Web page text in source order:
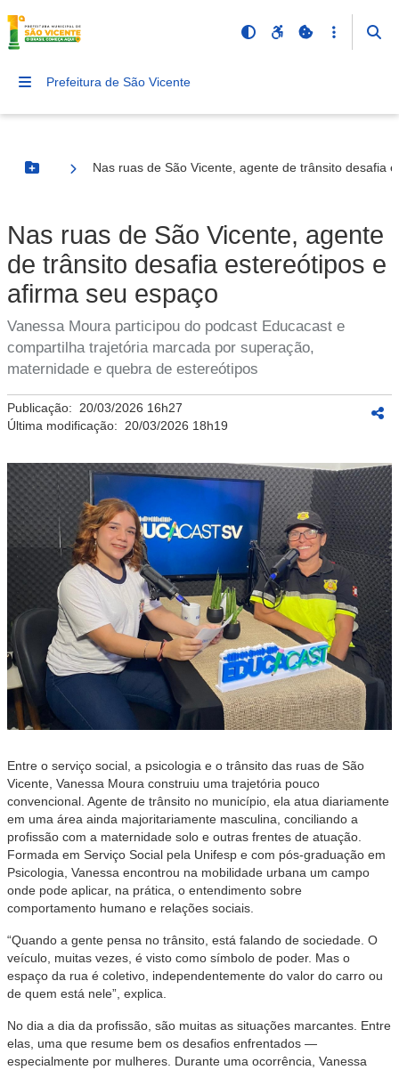
Prefeitura de São Vicente
Botão Menu
Nas ruas de São Vicente, agente de trânsito desafia
Nas ruas de São Vicente, agente
de trânsito desafia estereótipos e
afirma seu espaço
Vanessa Moura participou do podcast Educacast e
compartilha trajetória marcada por superação,
maternidade e quebra de estereótipos
Publicação: 20/03/2026 16h27
Última modificação: 20/03/2026 18h19
Entre o serviço social, a psicologia e o trânsito das ruas de São
Vicente, Vanessa Moura construiu uma trajetória pouco
convencional. Agente de trânsito no município, ela atua diariamente
em uma área ainda majoritariamente masculina, conciliando a
profissão com a maternidade solo e outras frentes de atuação.
Formada em Serviço Social pela Unifesp e com pós-graduação em
Psicologia, Vanessa encontrou na mobilidade urbana um campo
onde pode aplicar, na prática, o entendimento sobre
comportamento humano e relações sociais.
“Quando a gente pensa no trânsito, está falando de sociedade. O
veículo, muitas vezes, é visto como símbolo de poder. Mas o
espaço da rua é coletivo, independentemente do valor do carro ou
de quem está nele”, explica.
No dia a dia da profissão, são muitas as situações marcantes. Entre
elas, uma que resume bem os desafios enfrentados —
especialmente por mulheres. Durante uma ocorrência, Vanessa